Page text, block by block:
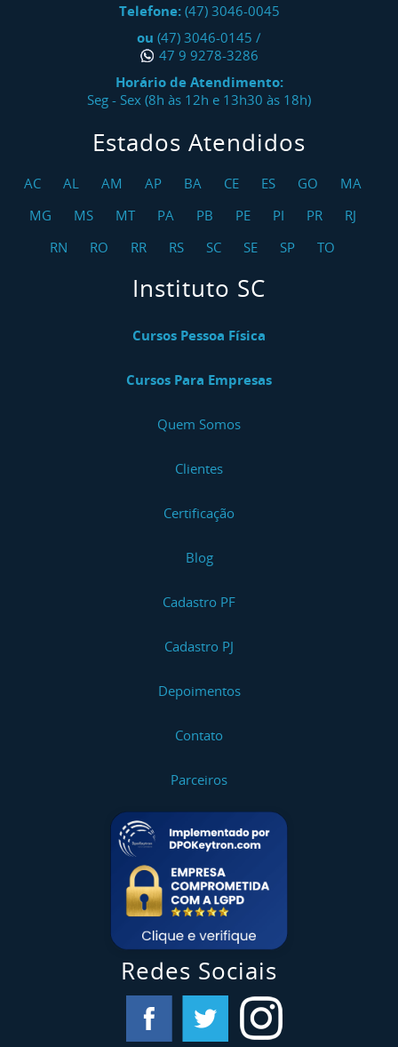
Telefone: (47) 3046-0045
ou (47) 3046-0145 /
47 9 9278-3286
Horário de Atendimento:
Seg - Sex (8h às 12h e 13h30 às 18h)
Estados Atendidos
AC AL AM AP BA CE ES GO
MA
MG
MS MT PA PB PE PI PR
RJ
RN
RO RR RS SC SE SP TO
Instituto SC
Cursos Pessoa Física
Cursos Para Empresas
Quem Somos
Clientes
Certificação
Blog
Cadastro PF
Cadastro PJ
Depoimentos
Contato
Parceiros
Redes Sociais